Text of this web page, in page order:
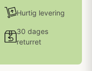
Hurtig levering
30 dages
returret